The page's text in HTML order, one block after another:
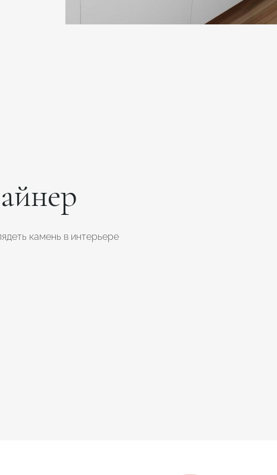
камень в интерьере